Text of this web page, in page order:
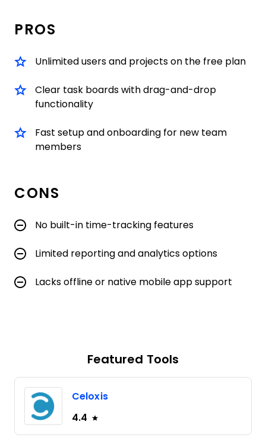
PROS
Unlimited users and projects on the free plan
Clear task boards with drag-and-drop
functionality
Fast setup and onboarding for new team
members
CONS
No built-in time-tracking features
Limited reporting and analytics options
Lacks offline or native mobile app support
Featured Tools
Celoxis
4.4